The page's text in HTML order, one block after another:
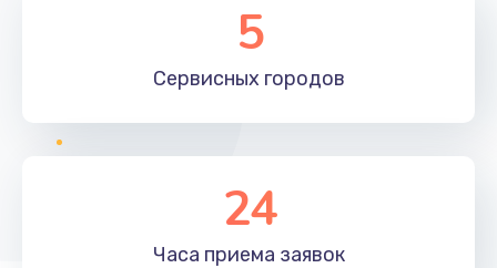
5
Сервисных городов
24
Часа приема заявок